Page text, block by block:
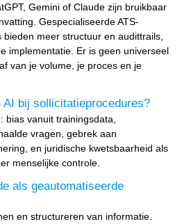
Gemini of Claude zijn bruikbaar
Gespecialiseerde ATS-
meer structuur en audittrails,
implementatie. Er is geen universeel
van je volume, je proces en je
AI bij sollicitatieprocedures?
bias vanuit trainingsdata,
vragen, gebrek aan
en juridische kwetsbaarheid als
menselijke controle.
als geautomatiseerde
en structureren van informatie.